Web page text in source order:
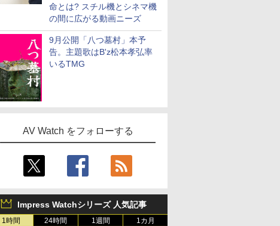
命とは? スチル機とシネマ機
の間に広がる動画ニーズ
9月公開「八つ墓村」本予
告。主題歌はB'z松本孝弘率
いるTMG
AV Watch をフォローする
Impress Watchシリーズ 人気記事
1時間 24時間 1週間 1カ月